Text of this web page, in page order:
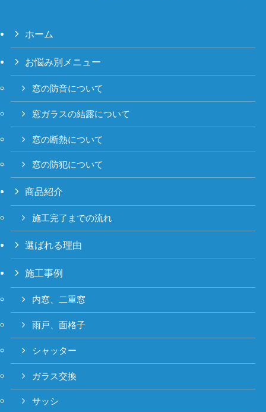
ホーム
お悩み別メニュー
窓の防音について
窓ガラスの結露について
窓の断熱について
窓の防犯について
商品紹介
施工完了までの流れ
選ばれる理由
施工事例
内窓、二重窓
雨戸、面格子
シャッター
ガラス交換
サッシ